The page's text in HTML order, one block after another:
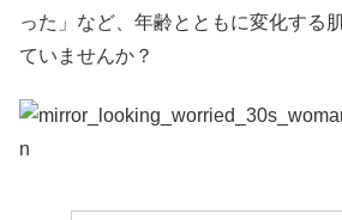
った」など、年齢とともに変化する
ていませんか？